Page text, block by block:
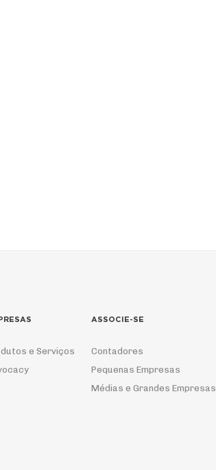
e Serviços
ASSOCIE-SE
Contadores
Pequenas Empresas
Médias e Grandes Empresas